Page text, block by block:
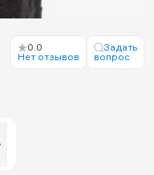
0.0
Нет отзывов
Задать
вопрос